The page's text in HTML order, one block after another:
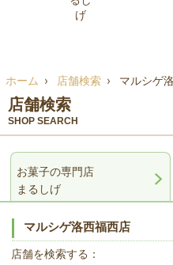
げ
ホーム 店舗検索 マルシゲ
店舗検索
SHOP SEARCH
お菓子の専門店
まるしげ
マルシゲ洛西福西店
店舗を検索する：